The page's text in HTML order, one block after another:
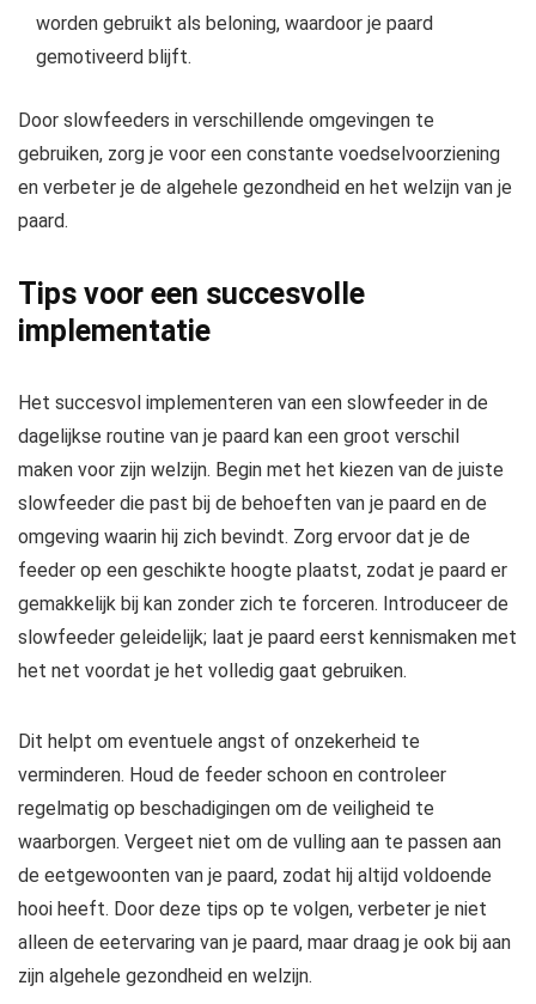
worden gebruikt als beloning, waardoor je paard
gemotiveerd blijft.
Door slowfeeders in verschillende omgevingen te
gebruiken, zorg je voor een constante voedselvoorziening
en verbeter je de algehele gezondheid en het welzijn van je
paard.
Tips voor een succesvolle
implementatie
Het succesvol implementeren van een slowfeeder in de
dagelijkse routine van je paard kan een groot verschil
maken voor zijn welzijn. Begin met het kiezen van de juiste
slowfeeder die past bij de behoeften van je paard en de
omgeving waarin hij zich bevindt. Zorg ervoor dat je de
feeder op een geschikte hoogte plaatst, zodat je paard er
gemakkelijk bij kan zonder zich te forceren. Introduceer de
slowfeeder geleidelijk; laat je paard eerst kennismaken met
het net voordat je het volledig gaat gebruiken.
Dit helpt om eventuele angst of onzekerheid te
verminderen. Houd de feeder schoon en controleer
regelmatig op beschadigingen om de veiligheid te
waarborgen. Vergeet niet om de vulling aan te passen aan
de eetgewoonten van je paard, zodat hij altijd voldoende
hooi heeft. Door deze tips op te volgen, verbeter je niet
alleen de eetervaring van je paard, maar draag je ook bij aan
zijn algehele gezondheid en welzijn.